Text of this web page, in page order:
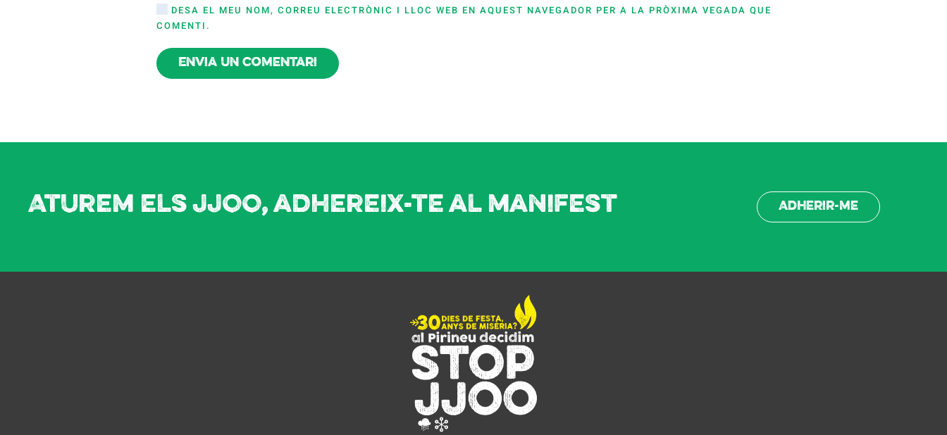
DESA EL MEU NOM, CORREU ELECTRÒNIC I LLOC WEB EN AQUEST NAVEGADOR PER A LA PRÒXIMA VEGADA QUE
COMENTI.
Envia un comentari
Aturem els JJOO, adhereix-te al manifest Adherir-me